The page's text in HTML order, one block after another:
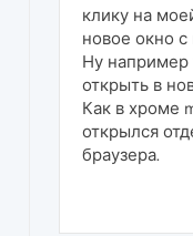
клику на
новое окно
Ну
открыть в
Как в хроме
открылся
браузера.